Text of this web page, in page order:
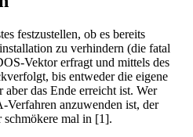
festzustellen, ob es bereits
zu verhindern (die fatal
Vektor erfragt und mittels des
bis entweder die eigene
das Ende erreicht ist. Wer
anzuwenden ist, der
schmökere mal in [1].